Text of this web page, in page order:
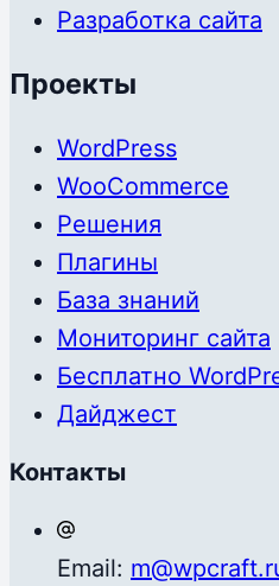
Разработка сайта
Проекты
WordPress
WooCommerce
Решения
Плагины
База знаний
Мониторинг сайта
Бесплатно
Дайджест
Контакты
Email: